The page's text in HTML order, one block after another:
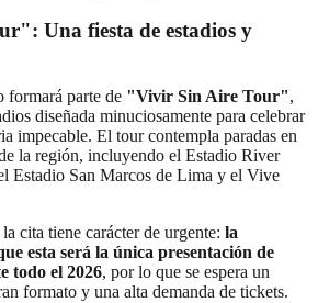
Una fiesta de estadios y
formará parte de "Vivir Sin Aire Tour",
diseñada minuciosamente para celebrar
impecable. El tour contempla paradas en
la región, incluyendo el Estadio River
Estadio San Marcos de Lima y el Vive
cita tiene carácter de urgente: la
esta será la única presentación de
todo el 2026, por lo que se espera un
formato y una alta demanda de tickets.